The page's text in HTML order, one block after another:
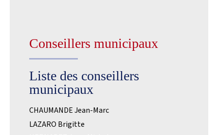
Conseillers municipaux
Liste des conseillers
municipaux
CHAUMANDE Jean-Marc
LAZARO Brigitte